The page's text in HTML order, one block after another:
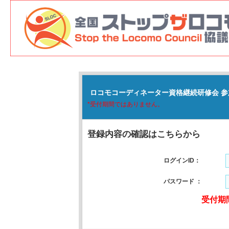
ロコモコーディネーター資格継続研修会
*受付期間ではありません。
登録内容の確認はこちらから
ログインID：
パスワード ：
受付期